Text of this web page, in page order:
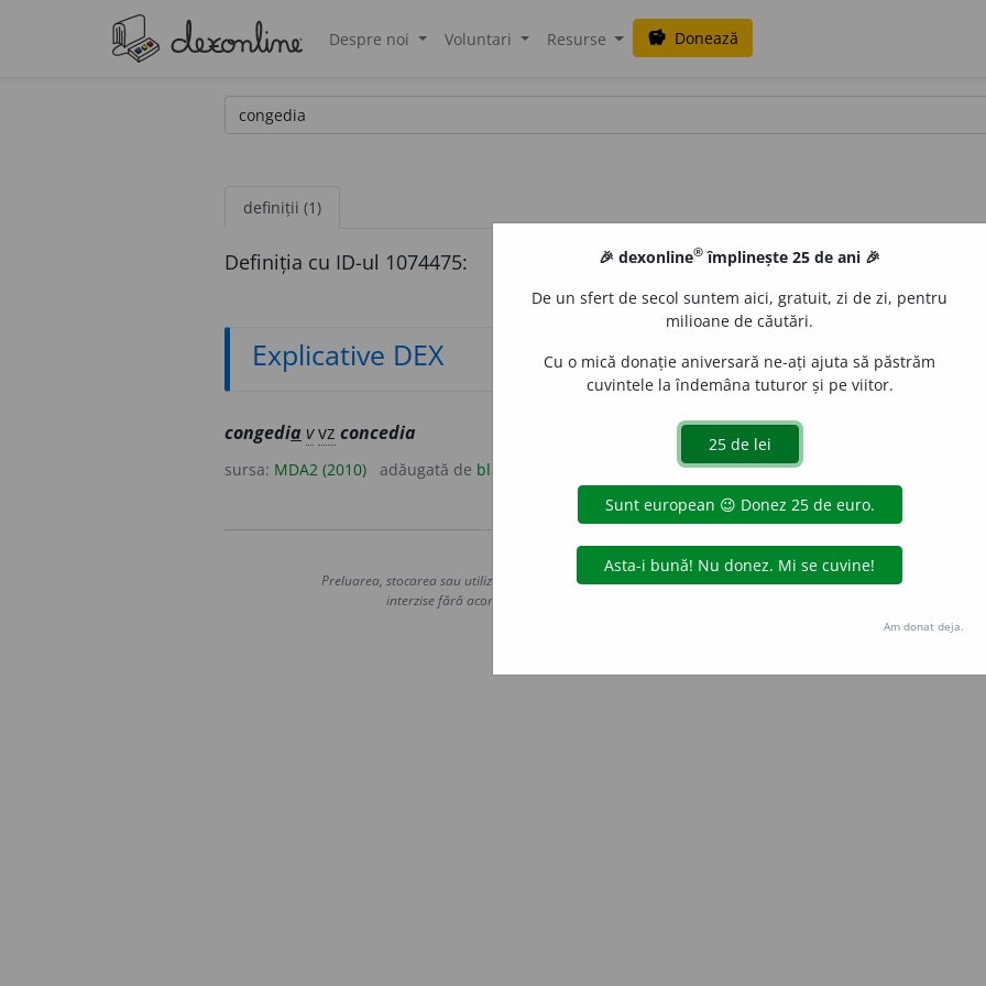
Despre noi Voluntari Resurse savings Donează
definiții (1)
Definiția cu ID-ul 1074475:
Explicative DEX
congedia vvz concedia
sursa: MDA2 (2010) adăugată de blaurb.
Copyright © 2004-2026 dexonline (https://dexonline.ro)
Preluarea, stocarea sau utilizarea datelor de pe acest site, inclusiv prin orice metode de extragere automată
interzise fără acordul nostru prealabil scris, cu excepția seturilor de date oferite oficial spre utilizare
Hosterion
🎉 dexonline® împlinește 25 de ani 🎉
De un sfert de secol suntem aici, gratuit, zi de zi, pentru
milioane de căutări.
Cu o mică donație aniversară ne-ați ajuta să păstrăm
cuvintele la îndemâna tuturor și pe viitor.
Am donat deja.